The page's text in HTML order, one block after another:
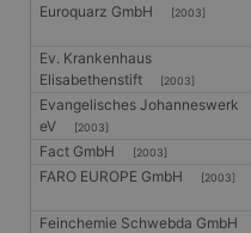
Euroquarz GmbH [2003]
Ev. Krankenhaus
Elisabethenstift
[2003]
Evangelisches Johanneswerk
eV
[2003]
Fact GmbH [2003]
FARO EUROPE GmbH [2003]
Feinchemie Schwebda GmbH